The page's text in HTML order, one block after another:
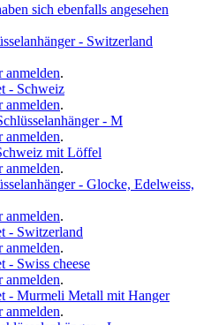
sich ebenfalls angesehen
- Switzerland
anmelden.
- Schweiz
anmelden.
- M
anmelden.
mit Löffel
anmelden.
- Glocke, Edelweiss,
anmelden.
- Switzerland
anmelden.
- Swiss cheese
anmelden.
- Murmeli Metall mit Hanger
anmelden.